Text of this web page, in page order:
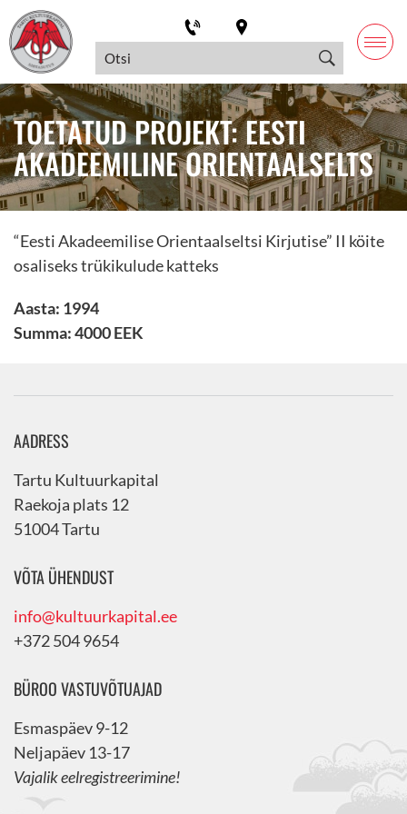
TOETATUD PROJEKT: EESTI
AKADEEMILINE ORIENTAALSELTS
“Eesti Akadeemilise Orientaalseltsi Kirjutise” II köite
osaliseks trükikulude katteks
Aasta: 1994
Summa: 4000 EEK
AADRESS
Tartu Kultuurkapital
Raekoja plats 12
51004 Tartu
VÕTA ÜHENDUST
info@kultuurkapital.ee
+372 504 9654
BÜROO VASTUVÕTUAJAD
Esmaspäev 9-12
Neljapäev 13-17
Vajalik eelregistreerimine!